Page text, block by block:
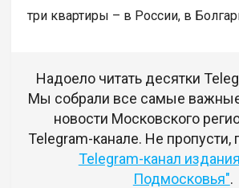
три квартиры – в России, в
Надоело читать десятки
Мы собрали все самые
новости Московского
Telegram-канале. Не
Telegram-канал
Подмосковья".